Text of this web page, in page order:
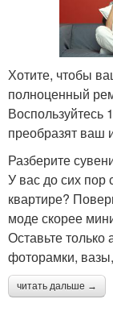
Хотите, чтобы
полноценный
преобразят ваш
Разберите
У вас до сих пор
квартире?
моде скорее
Оставьте
фоторамки,
читать дальше →